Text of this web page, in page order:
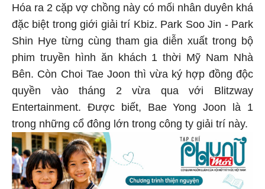
Hóa ra 2 cặp vợ chồng này có mối nhân duyên khá
đặc biệt trong giới giải trí Kbiz. Park Soo Jin - Park
Shin Hye từng cùng tham gia diễn xuất trong bộ
phim truyền hình ăn khách 1 thời Mỹ Nam Nhà
Bên. Còn Choi Tae Joon thì vừa ký hợp đồng độc
quyền vào tháng 2 vừa qua với Blitzway
Entertainment. Được biết, Bae Yong Joon là 1
trong những cổ đông lớn trong công ty giải trí này.